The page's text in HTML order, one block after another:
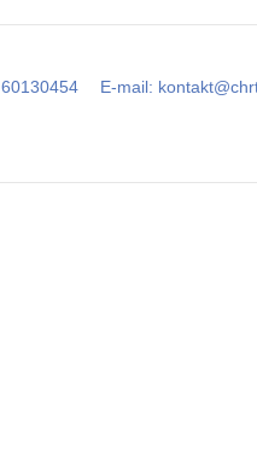
60130454 E-mail: